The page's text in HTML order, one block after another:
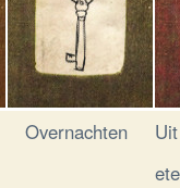
Overnachten
Uit